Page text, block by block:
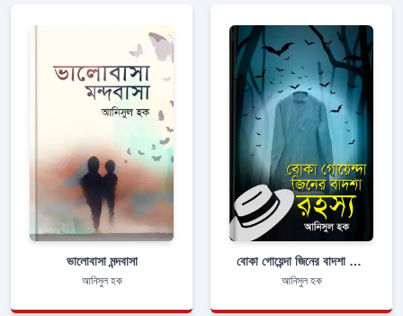
ভালোবাসা মন্দবাসা
আনিসুল হক
বোকা গোয়েন্দা জিনের বাদশা রহস্য
আনিসুল হক